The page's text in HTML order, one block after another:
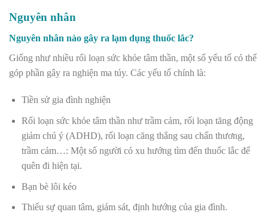
Nguyên nhân
Nguyên nhân nào gây ra lạm dụng thuốc lắc?
Giống như nhiều rối loạn sức khỏe tâm thần, một số yếu tố có thể
góp phần gây ra nghiện ma túy. Các yếu tố chính là:
Tiền sử gia đình nghiện
Rối loạn sức khỏe tâm thần như trầm cảm, rối loạn tăng động
giảm chú ý (ADHD), rối loạn căng thẳng sau chấn thương,
trầm cảm…: Một số người có xu hướng tìm đến thuốc lắc để
quên đi hiện tại.
Bạn bè lôi kéo
Thiếu sự quan tâm, giám sát, định hướng của gia đình.